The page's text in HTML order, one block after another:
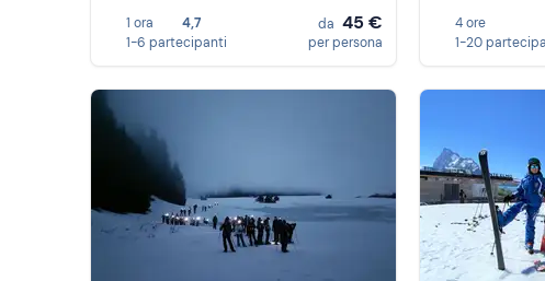
1 ora
4,7
1-6 partecipanti
da 45 €
per persona
4 ore
1-20